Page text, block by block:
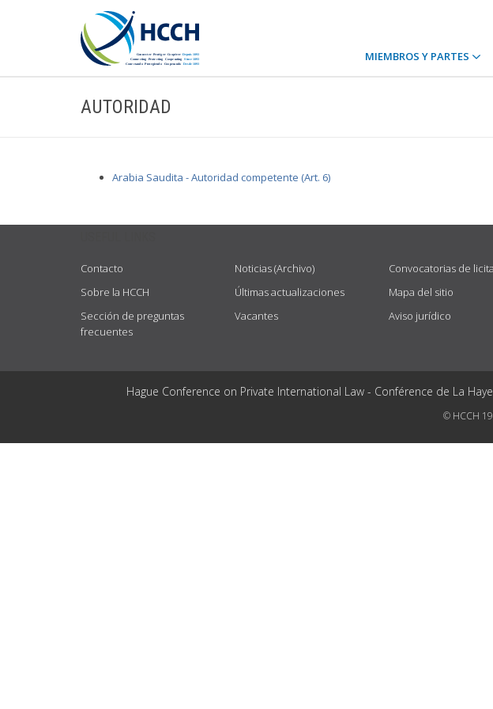
MIEMBROS Y PARTES
AUTORIDAD
Arabia Saudita - Autoridad competente (Art. 6)
Contacto
Sobre la HCCH
Sección de preguntas
frecuentes
Noticias (Archivo)
Últimas actualizaciones
Vacantes
Convocatorias de
Mapa del sitio
Aviso jurídico
Hague Conference on Private International Law - Conférence de La
© HCCH